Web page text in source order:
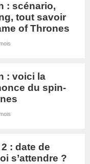
: scénario,
tout savoir
of Thrones
: voici la
du spin-
: date de
s’attendre ?